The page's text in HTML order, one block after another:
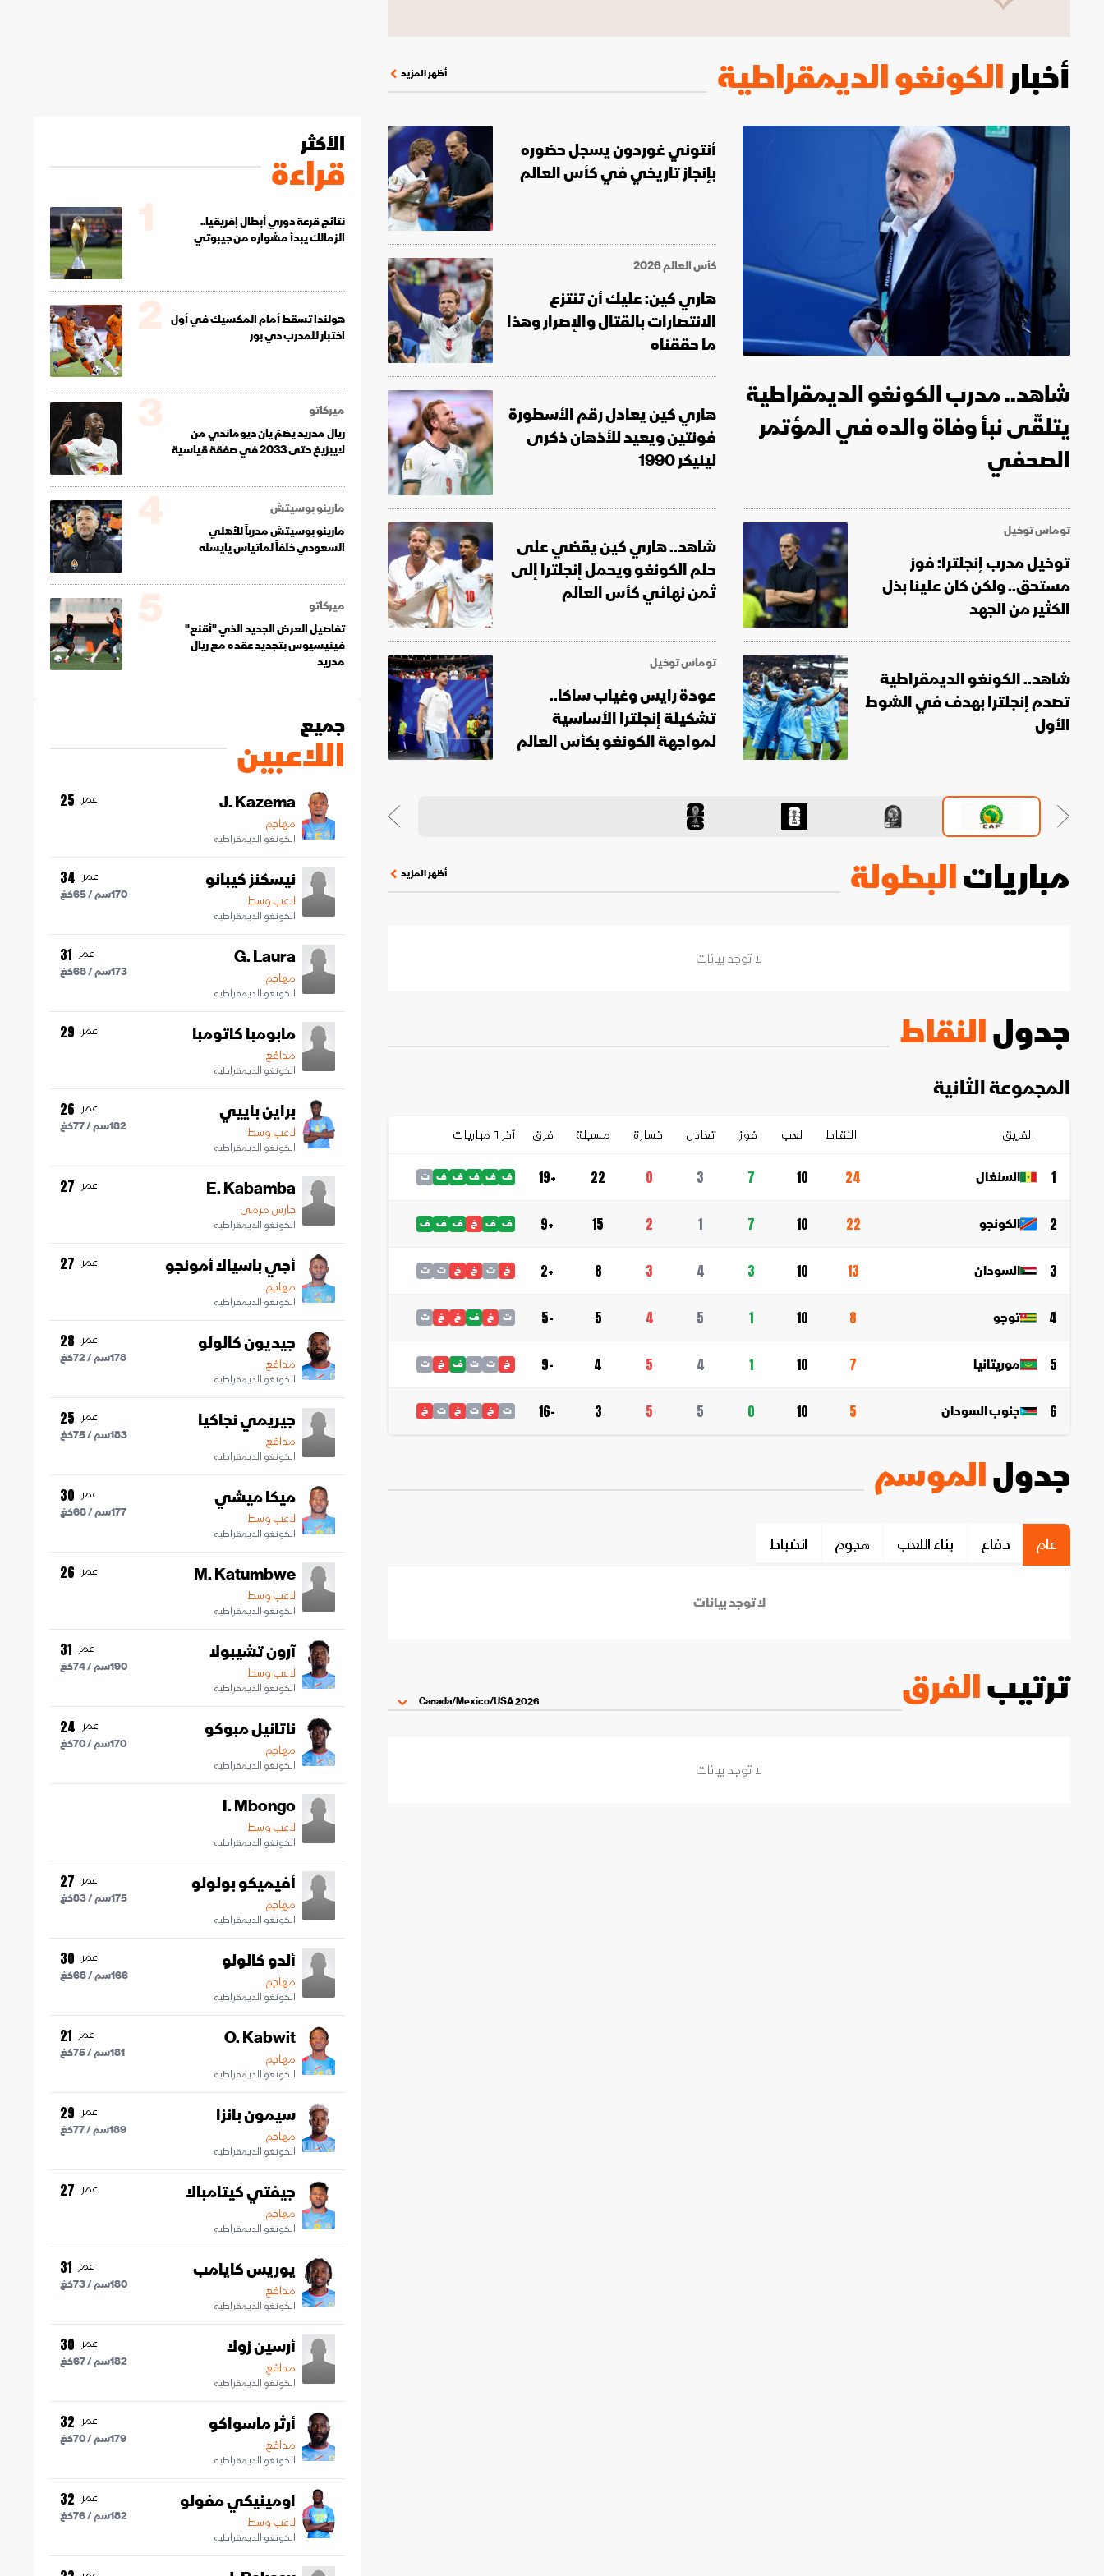
أخبارالكونغو الديمقراطية أظهر المزيد
شاهد.. مدرب الكونغو الديمقراطية
يتلقّى نبأ وفاة والده في المؤتمر
الصحفي
أنتوني غوردون يسجل حضوره
بإنجاز تاريخي في كأس العالم
كأس العالم 2026
هاري كين: عليك أن تنتزع
الانتصارات بالقتال والإصرار وهذا
ما حققناه
هاري كين يعادل رقم الأسطورة
فونتين ويعيد للأذهان ذكرى
لينيكر 1990
توماس توخيل
توخيل مدرب إنجلترا: فوز
مستحق.. ولكن كان علينا بذل
الكثير من الجهد
شاهد.. هاري كين يقضي على
حلم الكونغو ويحمل إنجلترا إلى
ثمن نهائي كأس العالم
شاهد.. الكونغو الديمقراطية
تصدم إنجلترا بهدف في الشوط
الأول
توماس توخيل
عودة رايس وغياب ساكا..
تشكيلة إنجلترا الأساسية
لمواجهة الكونغو بكأس العالم
مبارياتالبطولة أظهر المزيد
لا توجد بيانات
جدولالنقاط
المجموعة الثانية
الفريق النقاط لعب فوز تعادل خسارة مسجلة فرق آخر ٦ مباريات
1 السنغال 24
10
7
3
0
22
+19 ف ف ف ف ف ت
2 الكونجو 22
10
7
1
2
15
+9 ف ف خ ف ف ف
3 السودان 13
10
3
4
3
8
+2 خ ت خ خ ت ت
4 توجو 8
10
1
5
4
5
-5 ت خ ف خ خ ت
5 موريتانيا 7
10
1
4
5
4
-9 خ ت ت ف خ ت
6 جنوب السودان 5
10
0
5
5
3
-16 ت خ ت خ ت خ
جدولالموسم
عام دفاع بناء اللعب هجوم انضباط
لا توجد بيانات
ترتيبالفرق 2026 Canada/Mexico/USA
لا توجد بيانات
الأكثر
قراءة
نتائج قرعة دوري أبطال إفريقيا..
الزمالك يبدأ مشواره من جيبوتي
1
هولندا تسقط أمام المكسيك في أول
اختبار للمدرب دي بور
2
ميركاتو
ريال مدريد يضمّ يان ديوماندي من
لايبزيغ حتى 2033 في صفقة قياسية
3
مارينو بوسيتش
مارينو بوسيتش مدرباً للأهلي
السعودي خلفاً لماتياس يايسله
4
ميركاتو
تفاصيل العرض الجديد الذي "أقنع"
فينيسيوس بتجديد عقده مع ريال
مدريد
5
جميع
اللاعبين
J. Kazema
مهاجم
الكونغو الديمقراطيه
عمر 25
نيسكنز كيبانو
لاعب وسط
الكونغو الديمقراطيه
عمر 34
170سم /65كغ
G. Laura
مهاجم
الكونغو الديمقراطيه
عمر 31
173سم /68كغ
مابومبا كاتومبا
مدافع
الكونغو الديمقراطيه
عمر 29
براين باييي
لاعب وسط
الكونغو الديمقراطيه
عمر 26
182سم /77كغ
E. Kabamba
حارس مرمى
الكونغو الديمقراطيه
عمر 27
أجي باسيالا أمونجو
مهاجم
الكونغو الديمقراطيه
عمر 27
جيديون كالولو
مدافع
الكونغو الديمقراطيه
عمر 28
178سم /72كغ
جيريمي نجاكيا
مدافع
الكونغو الديمقراطيه
عمر 25
183سم /75كغ
ميكا ميشي
لاعب وسط
الكونغو الديمقراطيه
عمر 30
177سم /68كغ
M. Katumbwe
لاعب وسط
الكونغو الديمقراطيه
عمر 26
آرون تشيبولا
لاعب وسط
الكونغو الديمقراطيه
عمر 31
190سم /74كغ
ناتانيل مبوكو
مهاجم
الكونغو الديمقراطيه
عمر 24
170سم /70كغ
I. Mbongo
لاعب وسط
الكونغو الديمقراطيه
أفيميكو بولولو
مهاجم
الكونغو الديمقراطيه
عمر 27
175سم /83كغ
ألدو كالولو
مهاجم
الكونغو الديمقراطيه
عمر 30
166سم /68كغ
O. Kabwit
مهاجم
الكونغو الديمقراطيه
عمر 21
181سم /75كغ
سيمون بانزا
مهاجم
الكونغو الديمقراطيه
عمر 29
189سم /77كغ
جيفتي كيتامبالا
مهاجم
الكونغو الديمقراطيه
عمر 27
يوريس كايامب
مدافع
الكونغو الديمقراطيه
عمر 31
180سم /73كغ
أرسين زولا
مدافع
الكونغو الديمقراطيه
عمر 30
182سم /67كغ
أرثر ماسواكو
مدافع
الكونغو الديمقراطيه
عمر 32
179سم /70كغ
اومينيكي مفولو
لاعب وسط
الكونغو الديمقراطيه
عمر 32
182سم /76كغ